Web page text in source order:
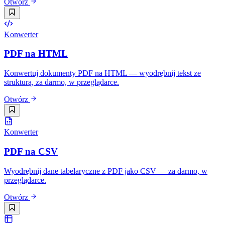
Konwerter
PDF na HTML
Konwertuj dokumenty PDF na HTML — wyodrębnij tekst ze
strukturą, za darmo, w przeglądarce.
Otwórz
Konwerter
PDF na CSV
Wyodrębnij dane tabelaryczne z PDF jako CSV — za darmo, w
przeglądarce.
Otwórz